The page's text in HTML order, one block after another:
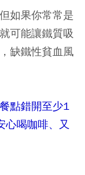
如果你常常是
可能讓鐵質吸
缺鐵性貧血風
點錯開至少1
心喝咖啡、又